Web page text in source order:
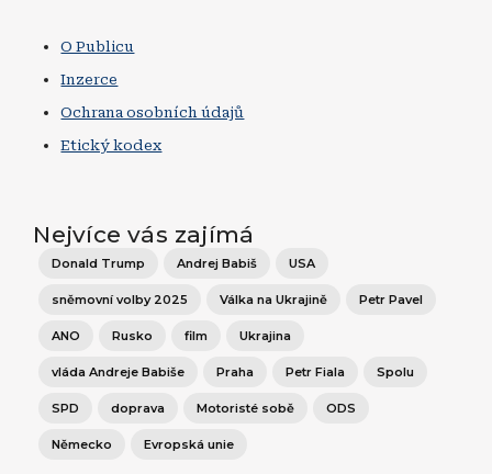
O Publicu
Inzerce
Ochrana osobních údajů
Etický kodex
Nejvíce vás zajímá
Donald Trump Andrej Babiš USA
sněmovní volby 2025 Válka na Ukrajině Petr Pavel
ANO Rusko film Ukrajina
vláda Andreje Babiše Praha Petr Fiala Spolu
SPD doprava Motoristé sobě ODS
Německo Evropská unie